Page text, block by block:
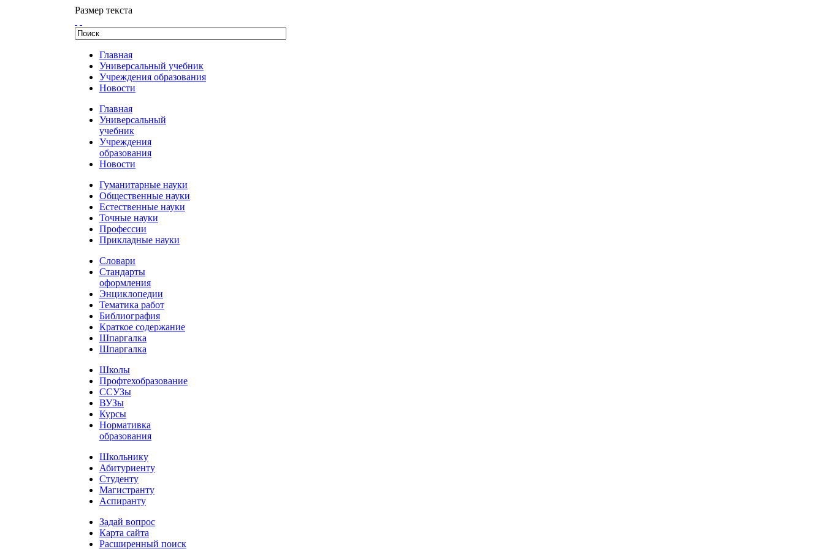
Размер текста
Главная
Универсальный учебник
Учреждения образования
Новости
Главная
Универсальный
учебник
Учреждения
образования
Новости
Гуманитарные науки
Общественные науки
Естественные науки
Точные науки
Профессии
Прикладные науки
Словари
Стандарты
оформления
Энциклопедии
Тематика работ
Библиография
Краткое содержание
Шпаргалка
Шпаргалка
Школы
Профтехобразование
ССУЗы
ВУЗы
Курсы
Нормативка
образования
Школьнику
Абитуриенту
Студенту
Магистранту
Аспиранту
Задай вопрос
Карта сайта
Расширенный поиск